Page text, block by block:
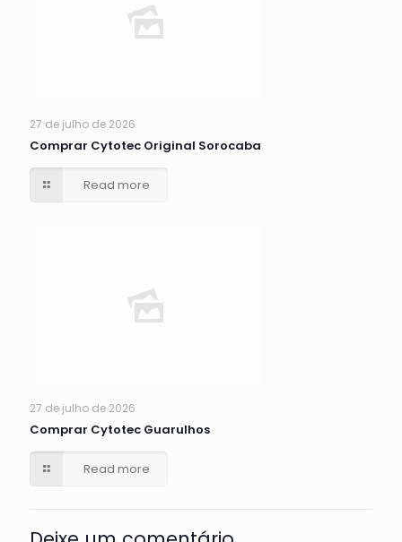
27 de julho de 2026
Comprar Cytotec Original Sorocaba
Read more
27 de julho de 2026
Comprar Cytotec Guarulhos
Read more